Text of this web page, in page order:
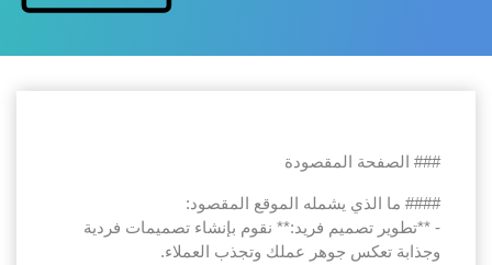
### الصفحة المقصودة
#### ما الذي يشمله الموقع المقصود:
- **تطوير تصميم فريد:** نقوم بإنشاء تصميمات فردية
وجذابة تعكس جوهر عملك وتجذب العملاء.